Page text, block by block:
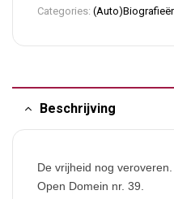
Categories:
Beschrijving
De vrijheid nog
Open Domein nr. 39.